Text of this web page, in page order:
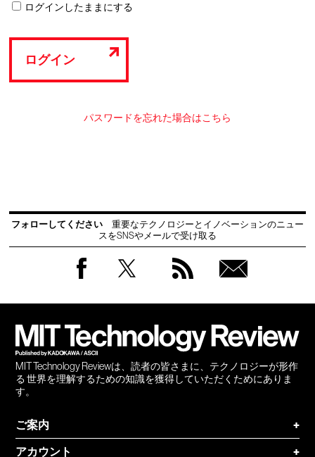
ログインしたままにする
ログイン
パスワードを忘れた場合はこちら
フォローしてください
重要なテクノロジーとイノベーションのニュー
スをSNSやメールで受け取る
MIT Technology Reviewは、読者の皆さまに、テクノロジーが形作
る 世界を理解するための知識を獲得していただくためにありま
す。
ご案内
+
アカウント
+